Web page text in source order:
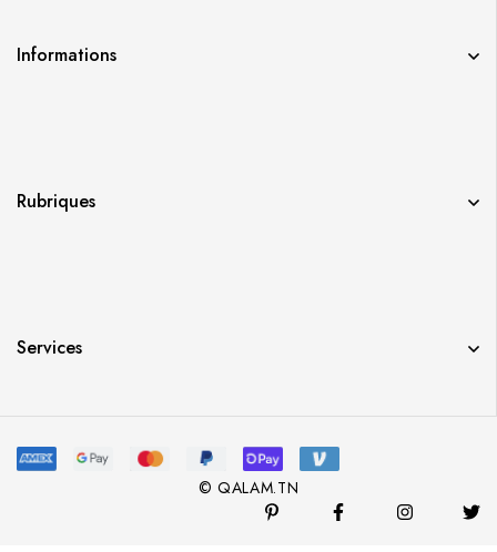
Informations
Rubriques
Services
© QALAM.TN